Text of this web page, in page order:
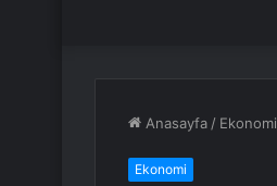
Anasayfa / Ekonomi
Ekonomi